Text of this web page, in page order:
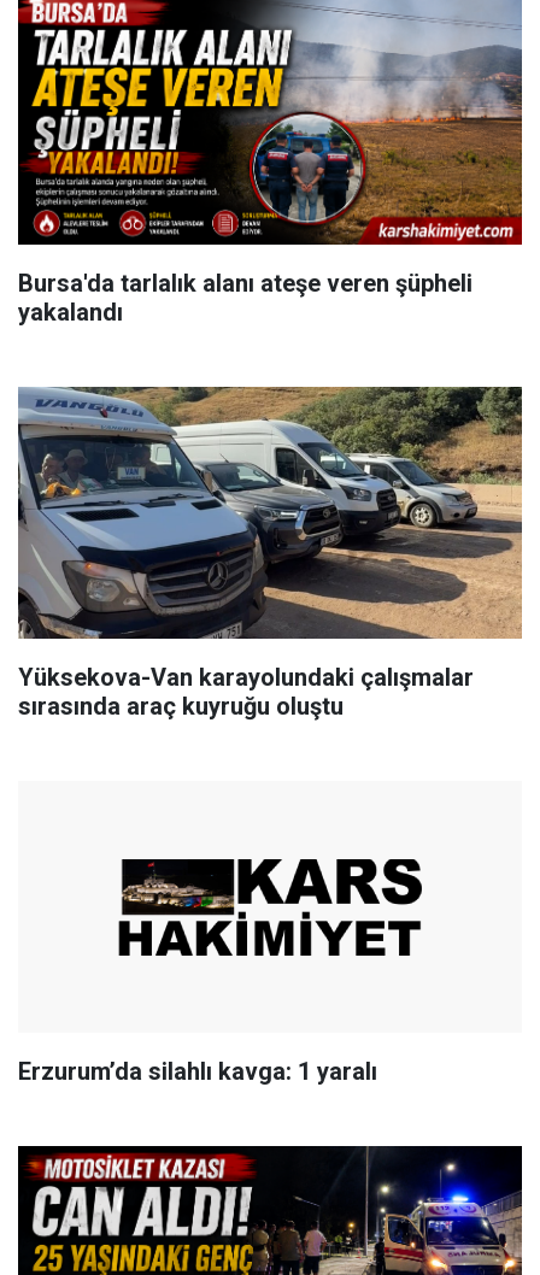
Bursa'da tarlalık alanı ateşe veren şüpheli
yakalandı
Yüksekova-Van karayolundaki çalışmalar
sırasında araç kuyruğu oluştu
Erzurum’da silahlı kavga: 1 yaralı